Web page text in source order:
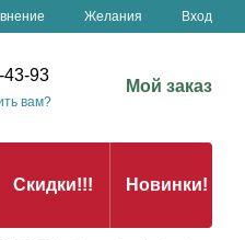
Желания Вход
43-93
вам?
Мой заказ
Скидки!!! Новинки!